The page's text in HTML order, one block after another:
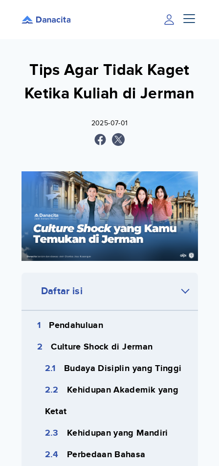
Tips Agar Tidak Kaget
Ketika Kuliah di Jerman
2025-07-01
Daftar isi
Pendahuluan
Culture Shock di Jerman
Budaya Disiplin yang Tinggi
Kehidupan Akademik yang
Ketat
Kehidupan yang Mandiri
Perbedaan Bahasa